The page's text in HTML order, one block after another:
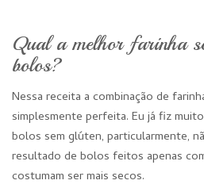
Qual a melhor farinha
bolos?
Nessa receita a combinação de
simplesmente perfeita. Eu já fiz
bolos sem glúten, particularmente,
resultado de bolos feitos apenas
costumam ser mais secos.